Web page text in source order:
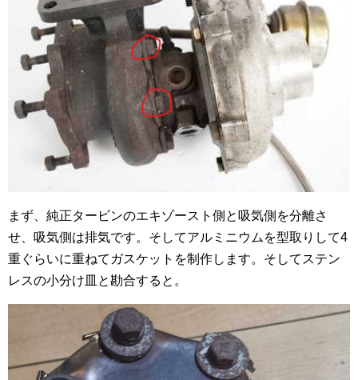
まず、純正タービンのエキゾースト側と吸気側を分離さ
せ、吸気側は排気です。そしてアルミニウムを型取りして4
重ぐらいに重ねてガスケットを制作します。そしてステン
レスの小分け皿と勘合すると。